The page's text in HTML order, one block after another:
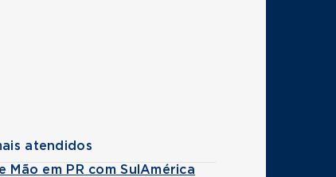
atendidos
Mão em PR com SulAmérica